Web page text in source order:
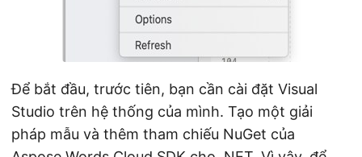
Để bắt đầu, trước tiên, bạn cần cài đặt Visual
Studio trên hệ thống của mình. Tạo một giải
pháp mẫu và thêm tham chiếu NuGet của